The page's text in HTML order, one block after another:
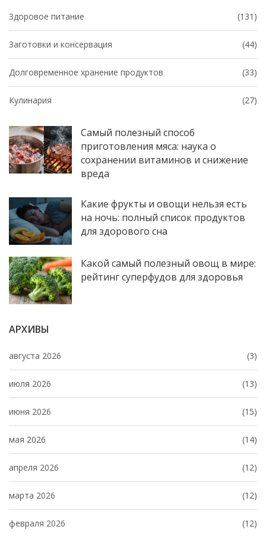
Здоровое питание (131)
Заготовки и консервация (44)
Долговременное хранение продуктов (33)
Кулинария (27)
Самый полезный способ
приготовления мяса: наука о
сохранении витаминов и снижение
вреда
Какие фрукты и овощи нельзя есть
на ночь: полный список продуктов
для здорового сна
Какой самый полезный овощ в мире:
рейтинг суперфудов для здоровья
АРХИВЫ
августа 2026 (3)
июля 2026 (13)
июня 2026 (15)
мая 2026 (14)
апреля 2026 (12)
марта 2026 (12)
февраля 2026 (12)